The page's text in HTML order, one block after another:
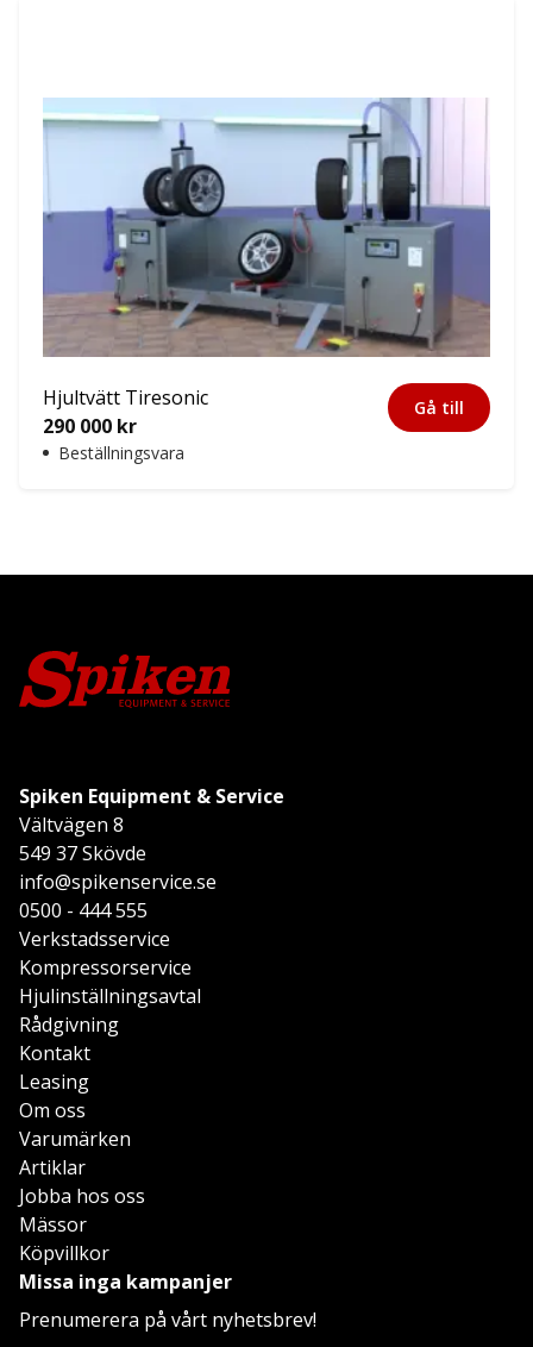
Hjultvätt Tiresonic
290 000 kr
Beställningsvara
Gå till
Spiken Equipment & Service
Vältvägen 8
549 37 Skövde
info@spikenservice.se
0500 - 444 555
Verkstadsservice
Kompressorservice
Hjulinställningsavtal
Rådgivning
Kontakt
Leasing
Om oss
Varumärken
Artiklar
Jobba hos oss
Mässor
Köpvillkor
Missa inga kampanjer
Prenumerera på vårt nyhetsbrev!